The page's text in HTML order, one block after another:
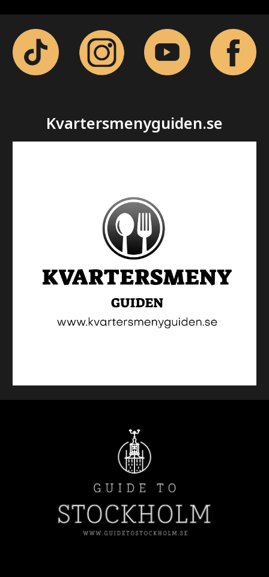
Kvartersmenyguiden.se